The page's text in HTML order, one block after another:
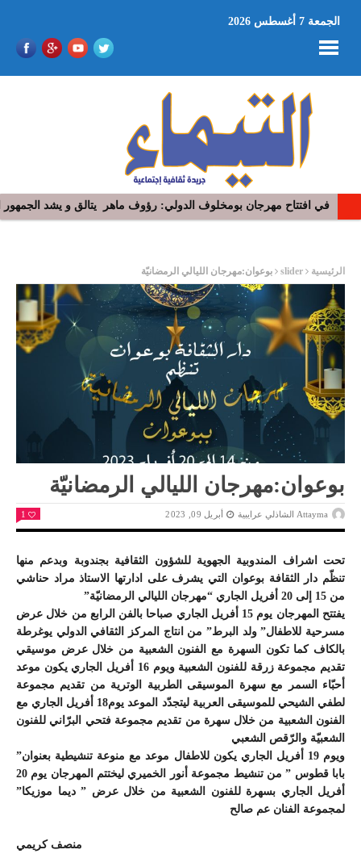
الجمعة 7 أغسطس 2026
في افتتاح مهرجان بومخلوف الدولي: رؤوف ماهر يتالق و يشد الجمهور
الرئيسية slider بوعوان:مهرجان الليالي الرمضانيّة
بوعوان:مهرجان الليالي الرمضانيّة
Attayma الشاذلي عرايبية أبريل 09, 2023 1
تحت اشراف المندوبية الجهوية للشؤون الثقافية بجندوبة وبدعم منها
تنظّم دار الثقافة بوعوان التي يشرف على ادارتها الاستاذ مراد حناشي
من 15 إلى 20 أفريل الجاري “مهرجان الليالي الرمضانيّة”
يفتتح المهرجان يوم 15 أفريل الجاري صباحا بالفن الرابع من خلال عرض
مسرحية للاطفال” ولد البرط” من انتاج المركز الثقافي الدولي يوغرطة
بالكاف كما تكون السهرة مع الفنون الشعبية من خلال عرض موسيقي
تقديم مجموعة زرقة للفنون الشعبية ويوم 16 أفريل الجاري يكون موعد
أحبّاء السمر مع سهرة الموسيقى الطربية الوترية من تقديم مجموعة
لطفي الشيحي للموسيقى العربية ليتجدّد الموعد يوم18 أفريل الجاري مع
الفنون الشعبية من خلال سهرة من تقديم مجموعة فتحي البرّاني للفنون
الشعبيّة والرّقص الشعبي
ويوم 19 أفريل الجاري يكون للاطفال موعد مع منوعة تنشيطية بعنوان”
بابا قطوس ” من تنشيط مجموعة أنور الخميري ليختتم المهرجان يوم 20
أفريل الجاري بسهرة للفنون الشعبية من خلال عرض ” ديما موزيكا”
لمجموعة الفنان عم صالح
منصف كريمي